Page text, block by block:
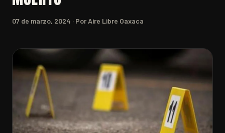
07 de marzo, 2024 · Por Aire Libre Oaxaca